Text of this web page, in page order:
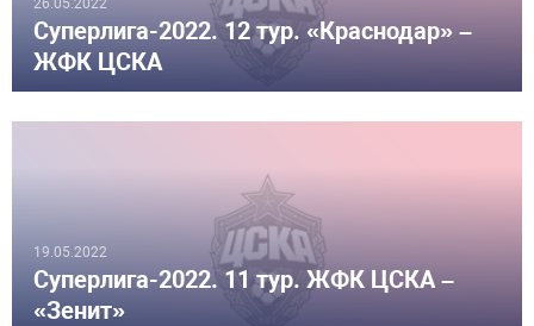
26.05.2022
Суперлига-2022. 12 тур. «Краснодар» –
ЖФК ЦСКА
19.05.2022
Суперлига-2022. 11 тур. ЖФК ЦСКА –
«Зенит»